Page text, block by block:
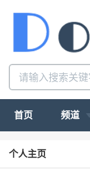
首页 频道
个人主页